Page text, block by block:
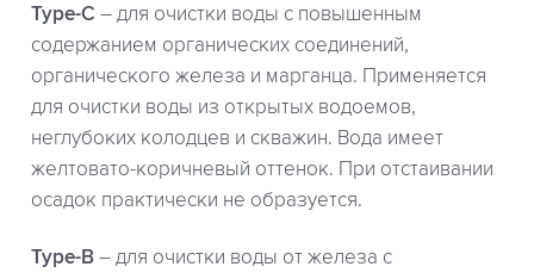
Type-C – для очистки воды с повышенным
содержанием органических соединений,
органического железа и марганца. Применяется
для очистки воды из открытых водоемов,
неглубоких колодцев и скважин. Вода имеет
желтовато-коричневый оттенок. При отстаивании
осадок практически не образуется.
Type-B – для очистки воды от железа с